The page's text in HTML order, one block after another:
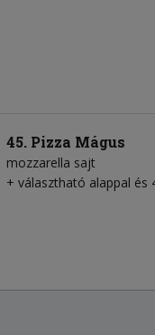
45. Pizza Mágus
mozzarella sajt
+ választható alappal és